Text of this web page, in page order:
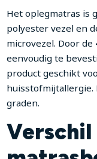
Het oplegmatras is
polyester vezel en
microvezel. Door
eenvoudig te
product geschikt
huisstofmijtallergie.
graden.
Verschil